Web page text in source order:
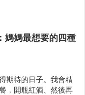
媽媽最想要的四種
期待的日子。我會精
，開瓶紅酒、然後再